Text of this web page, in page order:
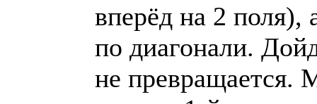
вперёд на 2 поля),
по диагонали.
не превращается.